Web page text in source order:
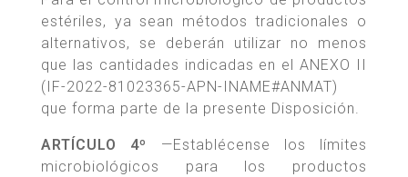
estériles, ya sean métodos tradicionales o
alternativos, se deberán utilizar no menos
que las cantidades indicadas en el ANEXO II
(IF-2022-81023365-APN-INAME#ANMAT)
que forma parte de la presente Disposición.
ARTÍCULO 4º
—Establécense los límites
microbiológicos para los productos